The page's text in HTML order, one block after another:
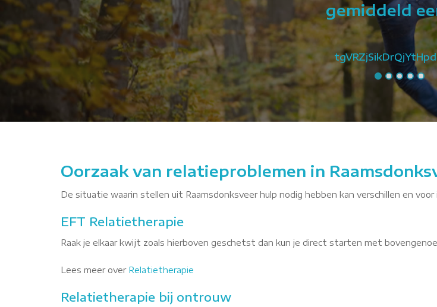
gemiddeld
Oorzaak van relatieproblemen in
De situatie waarin stellen uit Raamsdonksveer hulp nodig hebben kan verschillen en
EFT Relatietherapie
Raak je elkaar kwijt zoals hierboven geschetst dan kun je direct starten met
Lees meer over Relatietherapie
Relatietherapie bij ontrouw